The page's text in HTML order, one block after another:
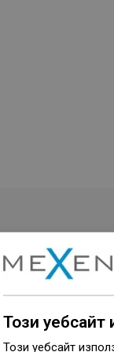
Този уебсайт
Този уебсайт